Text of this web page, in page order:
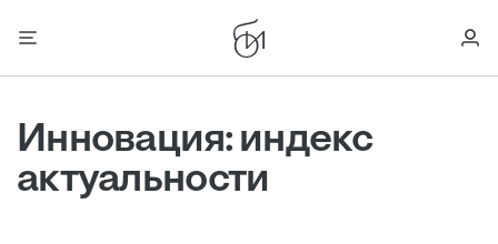
Инновация: индекс
актуальности